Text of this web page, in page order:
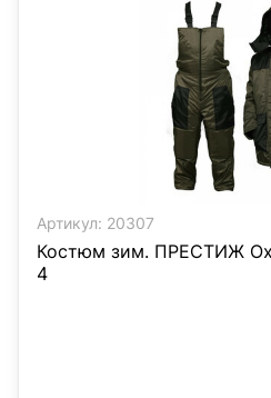
Артикул: 20307
Костюм зим. ПРЕСТИЖ
4